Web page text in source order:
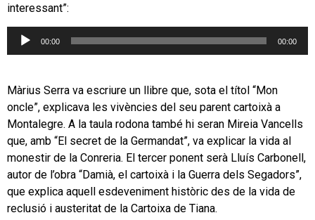
interessant”:
Reproductor
00:00 00:00
Màrius Serra va escriure un llibre que, sota el títol “Mon
oncle”, explicava les vivències del seu parent cartoixà a
Montalegre. A la taula rodona també hi seran Mireia Vancells
que, amb “El secret de la Germandat”, va explicar la vida al
monestir de la Conreria. El tercer ponent serà Lluís Carbonell,
autor de l’obra “Damià, el cartoixà i la Guerra dels Segadors”,
que explica aquell esdeveniment històric des de la vida de
reclusió i austeritat de la Cartoixa de Tiana.